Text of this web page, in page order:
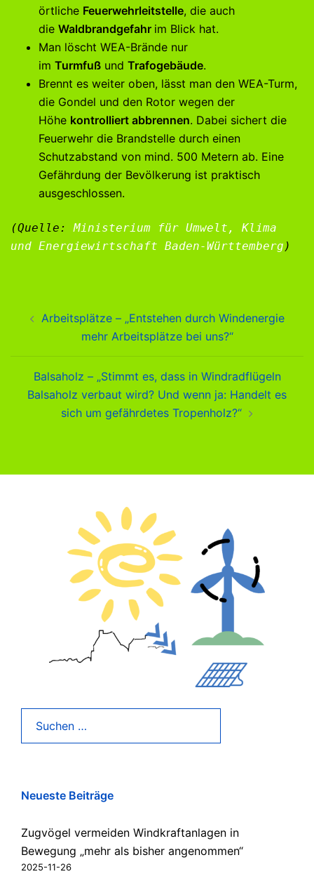
örtliche Feuerwehrleitstelle, die auch
die Waldbrandgefahr im Blick hat.
Man löscht WEA-Brände nur
im Turmfuß und Trafogebäude.
Brennt es weiter oben, lässt man den WEA-Turm,
die Gondel und den Rotor wegen der
Höhe kontrolliert abbrennen. Dabei sichert die
Feuerwehr die Brandstelle durch einen
Schutzabstand von mind. 500 Metern ab. Eine
Gefährdung der Bevölkerung ist praktisch
ausgeschlossen.
(Quelle: Ministerium für Umwelt, Klima
und Energiewirtschaft Baden-Württemberg)
Arbeitsplätze – „Entstehen durch Windenergie
mehr Arbeitsplätze bei uns?“
Balsaholz – „Stimmt es, dass in Windradflügeln
Balsaholz verbaut wird? Und wenn ja: Handelt es
sich um gefährdetes Tropenholz?“
nach:
Neueste Beiträge
Zugvögel vermeiden Windkraftanlagen in
Bewegung „mehr als bisher angenommen“
2025-11-26